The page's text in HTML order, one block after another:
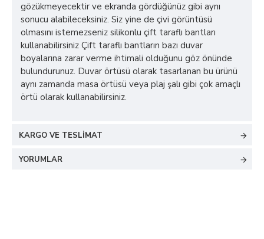
gözükmeyecektir ve ekranda gördüğünüz gibi aynı
sonucu alabileceksiniz. Siz yine de çivi görüntüsü
olmasını istemezseniz silikonlu çift taraflı bantları
kullanabilirsiniz Çift taraflı bantların bazı duvar
boyalarına zarar verme ihtimali olduğunu göz önünde
bulundurunuz. Duvar örtüsü olarak tasarlanan bu ürünü
aynı zamanda masa örtüsü veya plaj şalı gibi çok amaçlı
örtü olarak kullanabilirsiniz.
KARGO VE TESLIMAT
YORUMLAR